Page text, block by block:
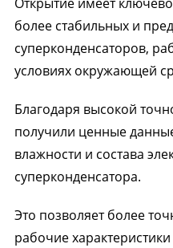
Открытие имеет
более стабильных и
суперконденсаторов,
условиях окружающей
Благодаря высокой
получили ценные
влажности и состава
суперконденсатора.
Это позволяет более
рабочие